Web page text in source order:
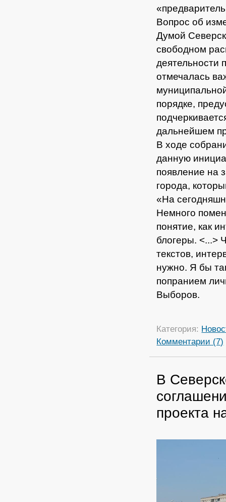
Вопрос об
Думой
свободном
деятельности
отмечалась
порядке,
дальнейшем
В ходе
данную
появление на
города,
«На
Немного
понятие, как
блогеры. <...>
текстов,
нужно. Я бы
попранием
Выборов.
Категория:
Комментарии (7)
В
проекта